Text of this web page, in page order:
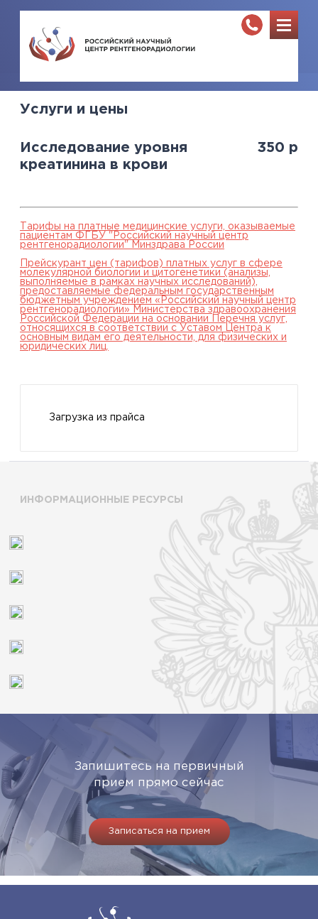
Услуги и цены
Исследование уровня
креатинина в крови
350 р
Тарифы на платные медицинские услуги, оказываемые
пациентам ФГБУ "Российский научный центр
рентгенорадиологии" Минздрава России
Прейскурант цен (тарифов) платных услуг в сфере
молекулярной биологии и цитогенетики (анализы,
выполняемые в рамках научных исследований),
предоставляемые федеральным государственным
бюджетным учреждением «Российский научный центр
рентгенорадиологии» Министерства здравоохранения
Российской Федерации на основании Перечня услуг,
относящихся в соответствии с Уставом Центра к
основным видам его деятельности, для физических и
юридических лиц.
Загрузка из прайса
ИНФОРМАЦИОННЫЕ РЕСУРСЫ
Запишитесь на первичный
прием прямо сейчас
Записаться на прием